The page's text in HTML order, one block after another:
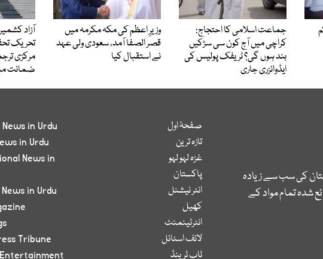
جماعت اسلامی کا احتجاج:
کراچی میں آج کون سی سڑکیں
بند ہوں گی؟ ٹریفک پولیس کی
ایڈوائزری جاری
وزیرِ اعظم کی مکہ مکرمہ میں
قصر الصفا آمد، سعودی ولی عہد
نے استقبال کیا
آزاد
تحریک
مرکزی
ضمانت
کی سب سے زیادہ
شدہ تمام مواد کے
صفحۂ اول
تازہ ترین
غزہ لہو لہو
پاکستان
انٹر نیشنل
کھیل
انٹرٹینمنٹ
لائف اسٹائل
ٹاپ ٹرینڈ
in Urdu
in Urdu
News in
in Urdu
Tribune